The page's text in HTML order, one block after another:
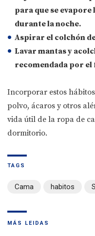
para que se evapore
durante la noche.
Aspirar el colchón
Lavar mantas y
recomendada por
Incorporar estos
polvo, ácaros y otros
vida útil de la ropa de
dormitorio.
TAGS
Cama habitos
MÁS LEIDAS